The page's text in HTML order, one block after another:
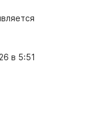
в 5:51